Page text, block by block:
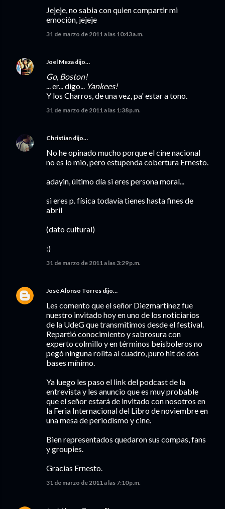
Jejeje, no sabia con quien compartir mi
emociòn, jejeje
31 de marzo de 2011 a las 10:43 a.m.
Joel Meza dijo…
Go, Boston!
... er... digo... Yankees!
Y los Charros, de una vez, pa' estar a tono.
31 de marzo de 2011 a las 1:38 p.m.
Christian dijo…
No he opinado mucho porque el cine nacional
no es lo mio, pero estupenda cobertura Ernesto.
adayin, último día si eres persona moral...
si eres p. física todavía tienes hasta fines de
abril
(dato cultural)
:)
31 de marzo de 2011 a las 3:29 p.m.
José Alonso Torres dijo…
Les comento que el señor Diezmartínez fue
nuestro invitado hoy en uno de los noticiarios
de la UdeG que transmitimos desde el festival.
Repartió conocimiento y sabrosura con
experto colmillo y en términos beisboleros no
pegó ninguna rolita al cuadro, puro hit de dos
bases mínimo.
Ya luego les paso el link del podcast de la
entrevista y les anuncio que es muy probable
que el señor estará de invitado con nosotros en
la Feria Internacional del Libro de noviembre en
una mesa de periodismo y cine.
Bien representados quedaron sus compas, fans
y groupies.
Gracias Ernesto.
31 de marzo de 2011 a las 7:10 p.m.